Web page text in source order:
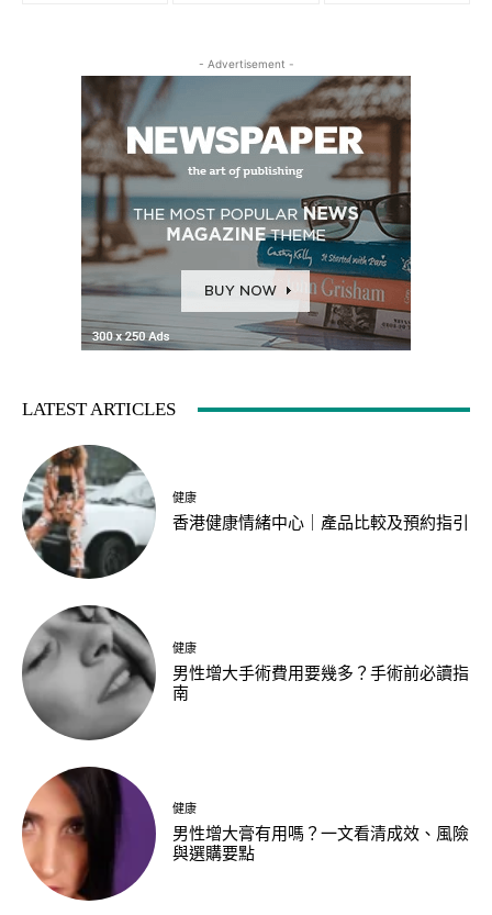
- Advertisement -
LATEST ARTICLES
健康
香港健康情緒中心｜產品比較及預約指引
健康
男性增大手術費用要幾多？手術前必讀指
南
健康
男性增大膏有用嗎？一文看清成效、風險
與選購要點